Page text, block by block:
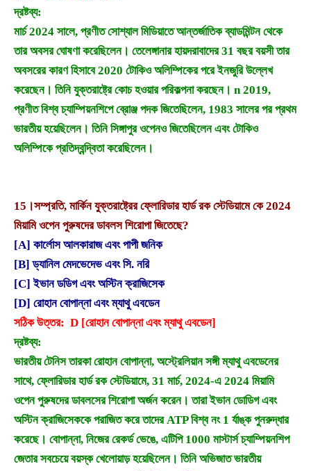
দ্রষ্টব্য:
মার্চ 2024 সালে, প্রণীত সোশ্যাল মিডিয়াতে আন্তর্জাতিক ব্যাডমিন্টন থেকে
তার অবসর ঘোষণা করেছিলেন। তেলেঙ্গানার হায়দরাবাদের 31 বছর বয়সী তার
অবসরের কারণ হিসাবে 2020 টোকিও অলিম্পিকের পরে ইনজুরি উল্লেখ
করেছেন। তিনি যুক্তরাষ্ট্রে কোচ হওয়ার পরিকল্পনা করছেন। n 2019,
প্রণীত বিশ্ব চ্যাম্পিয়নশিপে ব্রোঞ্জ পদক জিতেছিলেন, 1983 সালের পর প্রথম
ভারতীয় হয়েছিলেন। তিনি সিঙ্গাপুর ওপেনও জিতেছিলেন এবং টোকিও
অলিম্পিকে প্রতিদ্বন্দ্বিতা করেছিলেন।
15।সম্প্রতি, মার্কিন যুক্তরাষ্ট্রের ফ্লোরিডার হার্ড রক স্টেডিয়ামে কে 2024
মিয়ামি ওপেন পুরুষদের ডাবলস শিরোপা জিতেছে?
[A] কার্লোস আলকারাজ এবং পাপী জনিক
[B] ড্যানিল মেদভেদেভ এবং সি. নরি
[C] ইভান ডডিগ এবং অস্টিন ক্রাজিসেক
[D] রোহান বোপান্না এবং ম্যাথু এবডেন
সঠিক উত্তর: D [রোহান বোপান্না এবং ম্যাথু এবডেন]
দ্রষ্টব্য:
ভারতীয় টেনিস তারকা রোহান বোপান্না, অস্ট্রেলিয়ান সঙ্গী ম্যাথু এবডেনের
সাথে, ফ্লোরিডার হার্ড রক স্টেডিয়ামে, 31 মার্চ, 2024-এ 2024 মিয়ামি
ওপেন পুরুষদের ডাবলসের শিরোপা অর্জন করেন। তারা ইভান ডোডিগ এবং
অস্টিন ক্রাজিসেককে পরাজিত করে তাদের ATP বিশ্ব নং 1 র্যাঙ্ক পুনরুদ্ধার
করেছে। বোপান্না, নিজের রেকর্ড ভেঙে, এটিপি 1000 মাস্টার্স চ্যাম্পিয়নশিপ
জেতার সবচেয়ে বয়স্ক খেলোয়াড় হয়েছিলেন। তিনি অভিজাত ভারতীয়